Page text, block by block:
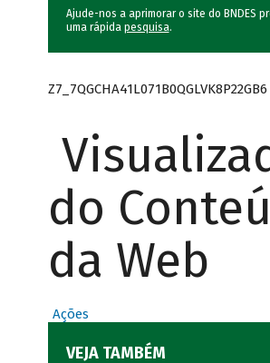
Ajude-nos a aprimorar o site do BNDES
uma rápida pesquisa.
Z7_7QGCHA41L071B0QGLVK8P22GB6
do
da Web
Ações
VEJA TAMBÉM